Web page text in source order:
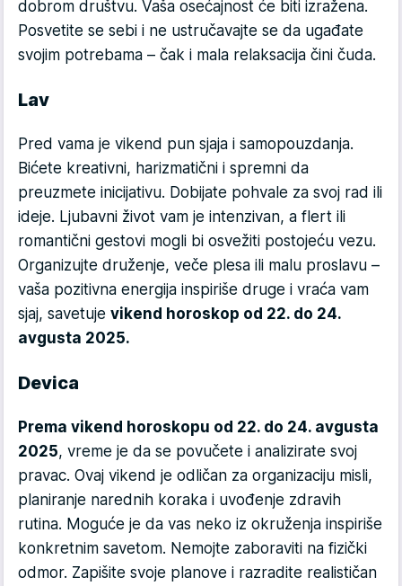
dobrom društvu. Vaša osećajnost će biti izražena.
Posvetite se sebi i ne ustručavajte se da ugađate
svojim potrebama – čak i mala relaksacija čini čuda.
Lav
Pred vama je vikend pun sjaja i samopouzdanja.
Bićete kreativni, harizmatični i spremni da
preuzmete inicijativu. Dobijate pohvale za svoj rad ili
ideje. Ljubavni život vam je intenzivan, a flert ili
romantični gestovi mogli bi osvežiti postojeću vezu.
Organizujte druženje, veče plesa ili malu proslavu –
vaša pozitivna energija inspiriše druge i vraća vam
sjaj, savetuje vikend horoskop od 22. do 24.
avgusta 2025.
Devica
Prema vikend horoskopu od 22. do 24. avgusta
2025, vreme je da se povučete i analizirate svoj
pravac. Ovaj vikend je odličan za organizaciju misli,
planiranje narednih koraka i uvođenje zdravih
rutina. Moguće je da vas neko iz okruženja inspiriše
konkretnim savetom. Nemojte zaboraviti na fizički
odmor. Zapišite svoje planove i razradite realističan